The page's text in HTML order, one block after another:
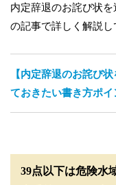
内定辞退のお詫び状
の記事で詳しく解説し
【内定辞退のお詫び
ておきたい書き方ポ
39点以下は危険水